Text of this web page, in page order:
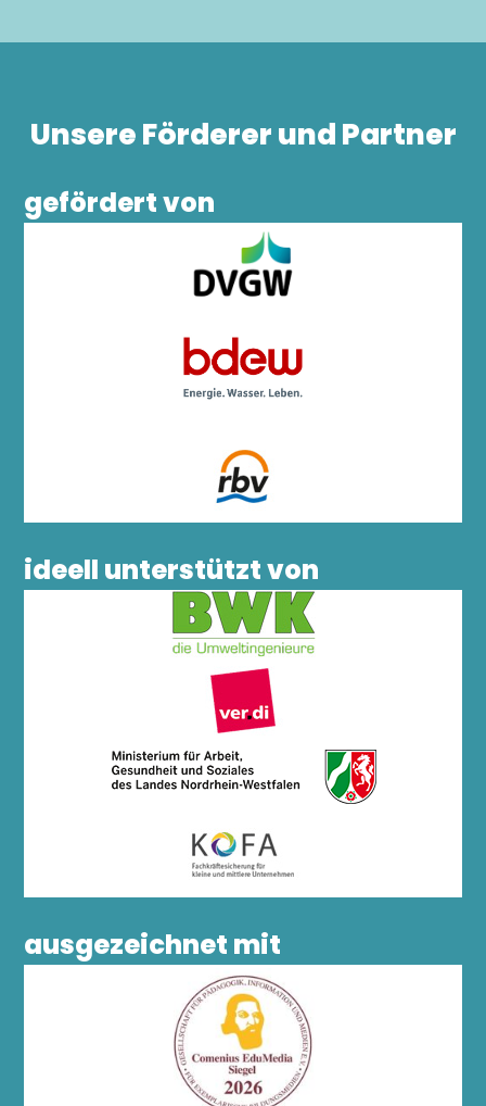
Unsere Förderer und Partner
gefördert von
ideell unterstützt von
ausgezeichnet mit